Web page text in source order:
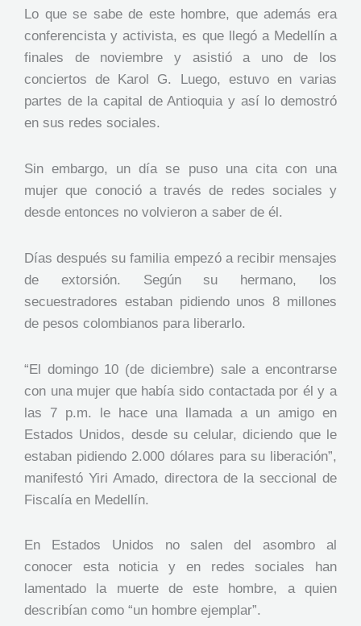
Lo que se sabe de este hombre, que además era
conferencista y activista, es que llegó a Medellín a
finales de noviembre y asistió a uno de los
conciertos de Karol G. Luego, estuvo en varias
partes de la capital de Antioquia y así lo demostró
en sus redes sociales.
Sin embargo, un día se puso una cita con una
mujer que conoció a través de redes sociales y
desde entonces no volvieron a saber de él.
Días después su familia empezó a recibir mensajes
de extorsión. Según su hermano, los
secuestradores estaban pidiendo unos 8 millones
de pesos colombianos para liberarlo.
“El domingo 10 (de diciembre) sale a encontrarse
con una mujer que había sido contactada por él y a
las 7 p.m. le hace una llamada a un amigo en
Estados Unidos, desde su celular, diciendo que le
estaban pidiendo 2.000 dólares para su liberación”,
manifestó Yiri Amado, directora de la seccional de
Fiscalía en Medellín.
En Estados Unidos no salen del asombro al
conocer esta noticia y en redes sociales han
lamentado la muerte de este hombre, a quien
describían como “un hombre ejemplar”.